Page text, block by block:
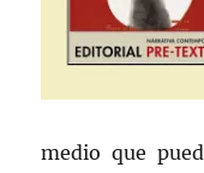
medio que